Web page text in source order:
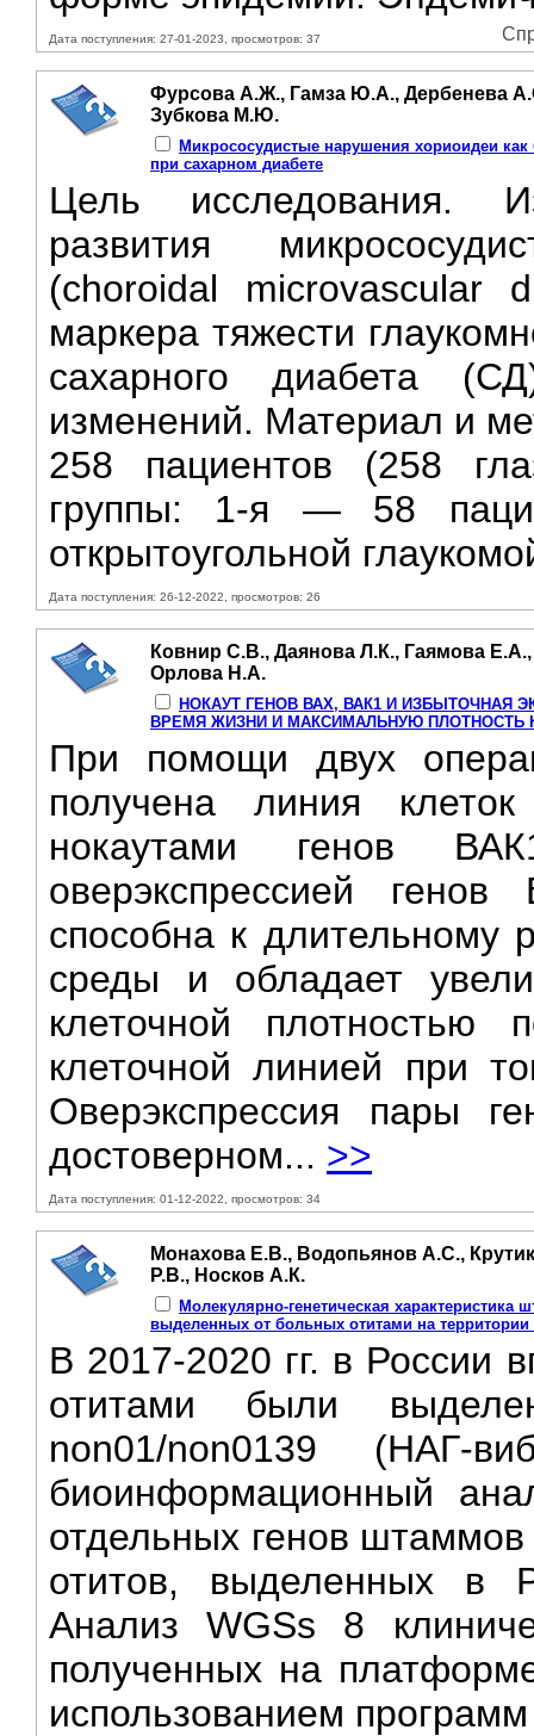
Дата поступления: 27-01-2023, просмотров: 37
Фурсова А.Ж., Гамза Ю.А., Дербенева
Зубкова М.Ю.
Микрососудистые нарушения хориоидеи
при сахарном диабете
Цель исследования.
развития
(choroidal microvascular
маркера тяжести
сахарного диабета
изменений. Материал и
258 пациентов (258
группы: 1-я — 58
открытоугольной
Дата поступления: 26-12-2022, просмотров: 26
Ковнир С.В., Даянова Л.К., Гаямова
Орлова Н.А.
НОКАУТ ГЕНОВ ВАХ, ВАК1 И ИЗБЫТОЧНАЯ
ВРЕМЯ ЖИЗНИ И МАКСИМАЛЬНУЮ ПЛОТНОСТЬ
При помощи двух
получена линия
нокаутами генов
оверэкспрессией
способна к длительному
среды и обладает
клеточной плотностью
клеточной линией при
Оверэкспрессия пары
достоверном... >>
Дата поступления: 01-12-2022, просмотров: 34
Монахова Е.В., Водопьянов А.С.,
Р.В., Носков А.К.
Молекулярно-генетическая
выделенных от больных отитами на
В 2017-2020 гг. в России
отитами были
non01/non0139 (НАГ-
биоинформационный
отдельных генов
отитов, выделенных в
Анализ WGSs 8
полученных на
использованием